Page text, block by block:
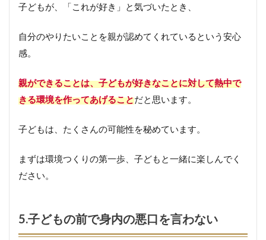
子どもが、「これが好き」と気づいたとき、
自分のやりたいことを親が認めてくれているという安心
感。
親ができることは、子どもが好きなことに対して熱中で
きる環境を作ってあげることだと思います。
子どもは、たくさんの可能性を秘めています。
まずは環境つくりの第一歩、子どもと一緒に楽しんでく
ださい。
5.子どもの前で身内の悪口を言わない